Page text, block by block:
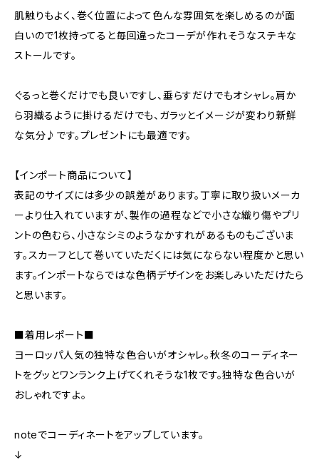
肌触りもよく、巻く位置によって色んな雰囲気を楽しめるのが面
白いので1枚持ってると毎回違ったコーデが作れそうなステキな
ストールです。
ぐるっと巻くだけでも良いですし、垂らすだけでもオシャレ。肩か
ら羽織るように掛けるだけでも、ガラッとイメージが変わり新鮮
な気分♪です。プレゼントにも最適です。
【インポート商品について】
表記のサイズには多少の誤差があります。丁寧に取り扱いメーカ
ーより仕入れていますが、製作の過程などで小さな織り傷やプリ
ントの色むら、小さなシミのようなかすれがあるものもございま
す。スカーフとして巻いていただくには気にならない程度かと思い
ます。インポートならではな色柄デザインをお楽しみいただけたら
と思います。
■着用レポート■
ヨーロッパ人気の独特な色合いがオシャレ。秋冬のコーディネー
トをグッとワンランク上げてくれそうな1枚です。独特な色合いが
おしゃれですよ。
noteでコーディネートをアップしています。
↓